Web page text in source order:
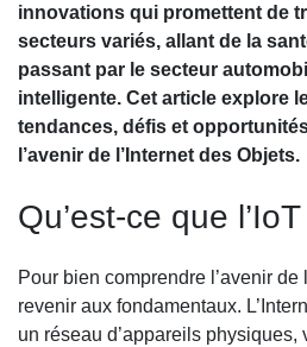
innovations qui promettent de
secteurs variés, allant de la
passant par le secteur
intelligente. Cet article explore
tendances, défis et
l’avenir de l’Internet des Objets.
Qu’est-ce que
Pour bien comprendre l’avenir de
revenir aux fondamentaux.
un réseau d’appareils